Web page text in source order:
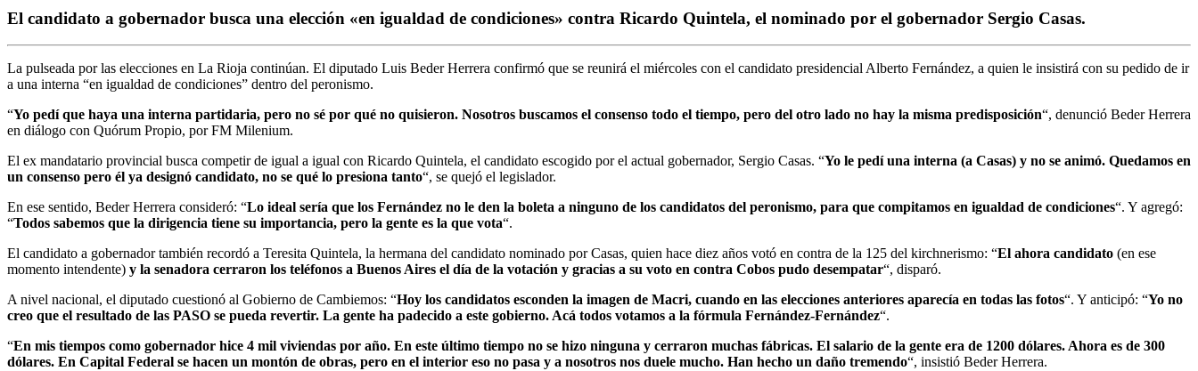
El candidato a gobernador busca una elección «en igualdad de condiciones» contra Ricardo Quintela, el nominado por el gobernador Sergio Casas.
La pulseada por las elecciones en La Rioja continúan. El diputado Luis Beder Herrera confirmó que se reunirá el miércoles con el candidato presidencial Alberto Fernández, a quien le insistirá con su pedido de ir
a una interna “en igualdad de condiciones” dentro del peronismo.
“Yo pedí que haya una interna partidaria, pero no sé por qué no quisieron. Nosotros buscamos el consenso todo el tiempo, pero del otro lado no hay la misma predisposición“, denunció Beder Herrera
en diálogo con Quórum Propio, por FM Milenium.
El ex mandatario provincial busca competir de igual a igual con Ricardo Quintela, el candidato escogido por el actual gobernador, Sergio Casas. “Yo le pedí una interna (a Casas) y no se animó. Quedamos en
un consenso pero él ya designó candidato, no se qué lo presiona tanto“, se quejó el legislador.
En ese sentido, Beder Herrera consideró: “Lo ideal sería que los Fernández no le den la boleta a ninguno de los candidatos del peronismo, para que compitamos en igualdad de condiciones“. Y agregó:
“Todos sabemos que la dirigencia tiene su importancia, pero la gente es la que vota“.
El candidato a gobernador también recordó a Teresita Quintela, la hermana del candidato nominado por Casas, quien hace diez años votó en contra de la 125 del kirchnerismo: “El ahora candidato (en ese
momento intendente) y la senadora cerraron los teléfonos a Buenos Aires el día de la votación y gracias a su voto en contra Cobos pudo desempatar“, disparó.
A nivel nacional, el diputado cuestionó al Gobierno de Cambiemos: “Hoy los candidatos esconden la imagen de Macri, cuando en las elecciones anteriores aparecía en todas las fotos“. Y anticipó: “Yo no
creo que el resultado de las PASO se pueda revertir. La gente ha padecido a este gobierno. Acá todos votamos a la fórmula Fernández-Fernández“.
“En mis tiempos como gobernador hice 4 mil viviendas por año. En este último tiempo no se hizo ninguna y cerraron muchas fábricas. El salario de la gente era de 1200 dólares. Ahora es de 300
dólares. En Capital Federal se hacen un montón de obras, pero en el interior eso no pasa y a nosotros nos duele mucho. Han hecho un daño tremendo“, insistió Beder Herrera.